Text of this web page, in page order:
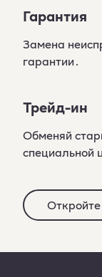
Гарантия
Замена
гарантии․
Трейд-ин
Обменяй
специальной